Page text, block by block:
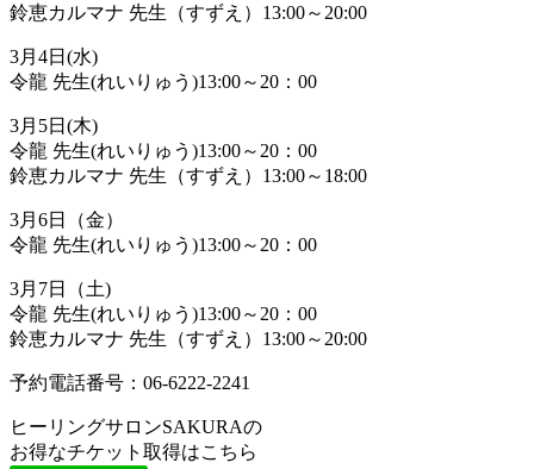
鈴恵カルマナ 先生（すずえ）13:00～20:00
3月4日(水)
令龍 先生(れいりゅう)13:00～20：00
3月5日(木)
令龍 先生(れいりゅう)13:00～20：00
鈴恵カルマナ 先生（すずえ）13:00～18:00
3月6日（金）
令龍 先生(れいりゅう)13:00～20：00
3月7日（土)
令龍 先生(れいりゅう)13:00～20：00
鈴恵カルマナ 先生（すずえ）13:00～20:00
予約電話番号：06-6222-2241
ヒーリングサロンSAKURAの
お得なチケット取得はこちら